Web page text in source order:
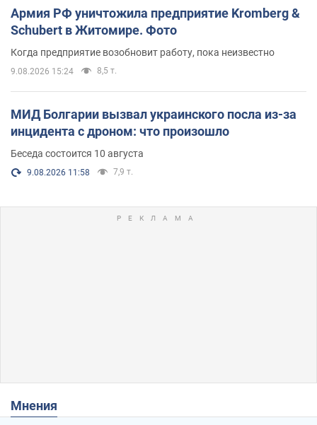
Армия РФ уничтожила предприятие Kromberg &
Schubert в Житомире. Фото
Когда предприятие возобновит работу, пока неизвестно
9.08.2026 15:24 8,5 т.
МИД Болгарии вызвал украинского посла из-за
инцидента с дроном: что произошло
Беседа состоится 10 августа
9.08.2026 11:58 7,9 т.
Мнения